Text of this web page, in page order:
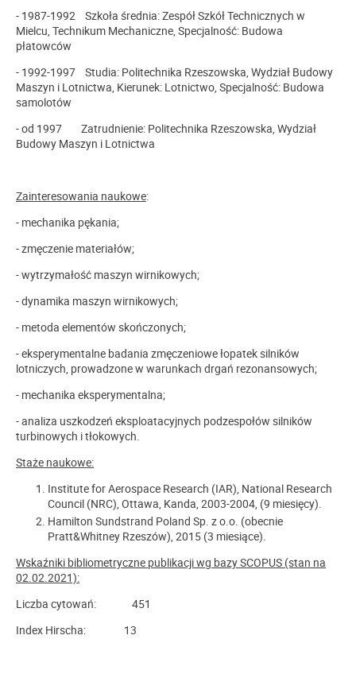
- 1987-1992 Szkoła średnia: Zespół Szkół Technicznych w
Mielcu, Technikum Mechaniczne, Specjalność: Budowa
płatowców
- 1992-1997 Studia: Politechnika Rzeszowska, Wydział Budowy
Maszyn i Lotnictwa, Kierunek: Lotnictwo, Specjalność: Budowa
samolotów
- od 1997 Zatrudnienie: Politechnika Rzeszowska, Wydział
Budowy Maszyn i Lotnictwa
Zainteresowania naukowe:
- mechanika pękania;
- zmęczenie materiałów;
- wytrzymałość maszyn wirnikowych;
- dynamika maszyn wirnikowych;
- metoda elementów skończonych;
- eksperymentalne badania zmęczeniowe łopatek silników
lotniczych, prowadzone w warunkach drgań rezonansowych;
- mechanika eksperymentalna;
- analiza uszkodzeń eksploatacyjnych podzespołów silników
turbinowych i tłokowych.
Staże naukowe:
Institute for Aerospace Research (IAR), National Research
Council (NRC), Ottawa, Kanda, 2003-2004, (9 miesięcy).
Hamilton Sundstrand Poland Sp. z o.o. (obecnie
Pratt&Whitney Rzeszów), 2015 (3 miesiące).
Wskaźniki bibliometryczne publikacji wg bazy SCOPUS (stan na
02.02.2021):
Liczba cytowań: 451
Index Hirscha: 13